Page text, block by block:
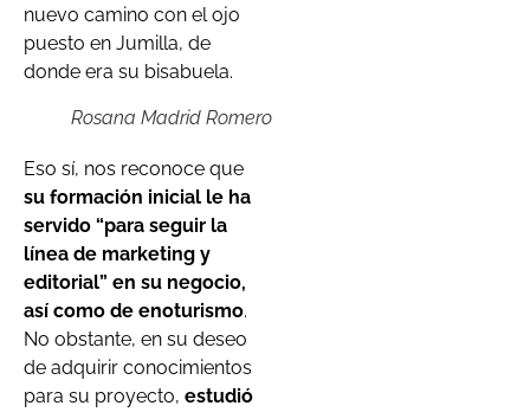
nuevo camino con el ojo
puesto en Jumilla, de
donde era su bisabuela.
Rosana Madrid Romero
Eso sí, nos reconoce que
su formación inicial le ha
servido “para seguir la
línea de marketing y
editorial” en su negocio,
así como de enoturismo.
No obstante, en su deseo
de adquirir conocimientos
para su proyecto, estudió